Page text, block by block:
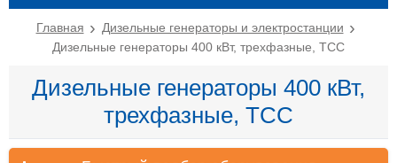
Главная
Дизельные генераторы и электростанции
Дизельные генераторы 400 кВт, трехфазные, ТСС
Дизельные генераторы 400 кВт,
трехфазные, ТСС